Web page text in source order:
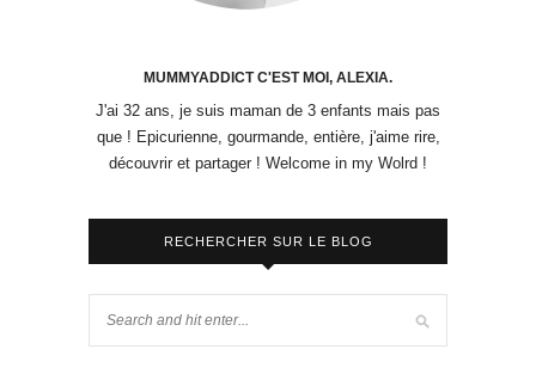
MUMMYADDICT C'EST MOI, ALEXIA.
J'ai 32 ans, je suis maman de 3 enfants mais pas
que ! Epicurienne, gourmande, entière, j'aime rire,
découvrir et partager ! Welcome in my Wolrd !
RECHERCHER SUR LE BLOG